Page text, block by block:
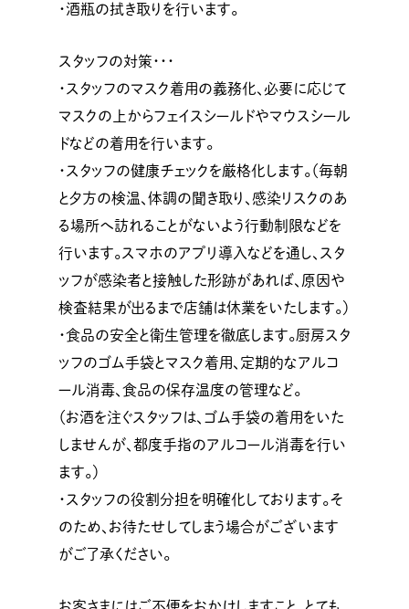
・酒瓶の拭き取りを行います。
スタッフの対策・・・
・スタッフのマスク着用の義務化、必要に応じて
マスクの上からフェイスシールドやマウスシール
ドなどの着用を行います。
・スタッフの健康チェックを厳格化します。（毎朝
と夕方の検温、体調の聞き取り、感染リスクのあ
る場所へ訪れることがないよう行動制限などを
行います。スマホのアプリ導入などを通し、スタ
ッフが感染者と接触した形跡があれば、原因や
検査結果が出るまで店舗は休業をいたします。）
・食品の安全と衛生管理を徹底します。厨房スタ
ッフのゴム手袋とマスク着用、定期的なアルコ
ール消毒、食品の保存温度の管理など。
（お酒を注ぐスタッフは、ゴム手袋の着用をいた
しませんが、都度手指のアルコール消毒を行い
ます。）
・スタッフの役割分担を明確化しております。そ
のため、お待たせしてしまう場合がございます
がご了承ください。